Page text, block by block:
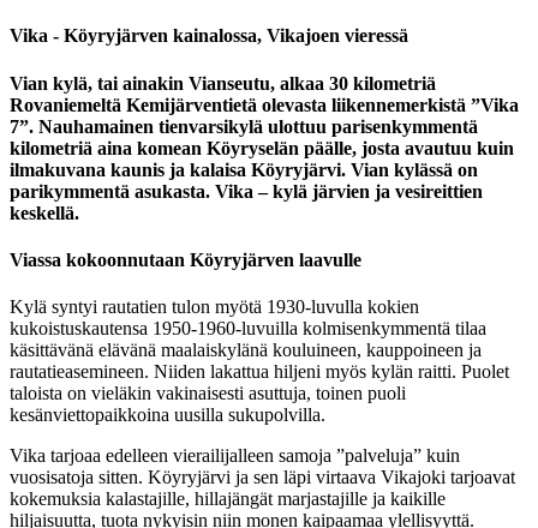
Vika - Köyryjärven kainalossa, Vikajoen vieressä
Vian kylä, tai ainakin Vianseutu, alkaa 30 kilometriä
Rovaniemeltä Kemijärventietä olevasta liikennemerkistä ”Vika
7”. Nauhamainen tienvarsikylä ulottuu parisenkymmentä
kilometriä aina komean Köyryselän päälle, josta avautuu kuin
ilmakuvana kaunis ja kalaisa Köyryjärvi. Vian kylässä on
parikymmentä asukasta. Vika – kylä järvien ja vesireittien
keskellä.
Viassa kokoonnutaan Köyryjärven laavulle
Kylä syntyi rautatien tulon myötä 1930-luvulla kokien
kukoistuskautensa 1950-1960-luvuilla kolmisenkymmentä tilaa
käsittävänä elävänä maalaiskylänä kouluineen, kauppoineen ja
rautatieasemineen. Niiden lakattua hiljeni myös kylän raitti. Puolet
taloista on vieläkin vakinaisesti asuttuja, toinen puoli
kesänviettopaikkoina uusilla sukupolvilla.
Vika tarjoaa edelleen vierailijalleen samoja ”palveluja” kuin
vuosisatoja sitten. Köyryjärvi ja sen läpi virtaava Vikajoki tarjoavat
kokemuksia kalastajille, hillajängät marjastajille ja kaikille
hiljaisuutta, tuota nykyisin niin monen kaipaamaa ylellisyyttä.